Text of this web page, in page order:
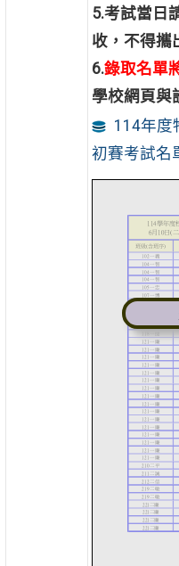
5.考試當日
收，不得攜
6.錄取名單
學校網頁與
114年度
初賽考試名